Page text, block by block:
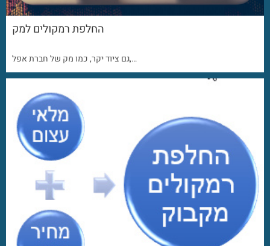
החלפת רמקולים למק
גם ציוד יקר, כמו מק של חברת אפל,…